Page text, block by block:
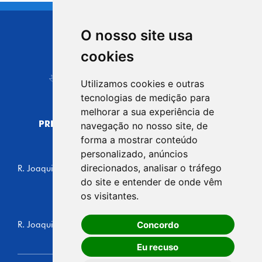
O nosso site usa
cookies
Utilizamos cookies e outras
tecnologias de medição para
melhorar a sua experiência de
navegação no nosso site, de
forma a mostrar conteúdo
personalizado, anúncios
direcionados, analisar o tráfego
do site e entender de onde vêm
os visitantes.
Concordo
Eu recuso
CIDADE DE
Carapicuíba
PREFEITURA MUNICIPAL DE CARAPICUÍBA
CNPJ: 44.892.693/0001-40
CENTRO ADMINISTRATIVO
R. Joaquim das Neves, 211 - Vila Caldas, Carapicuíba/SP
CEP: 06310-030, Brasil
Telefone: 4164-5500
GABINETE DO PREFEITO
R. Joaquim das Neves, 205 - Vila Caldas, Carapicuíba/SP
CEP: 06310-030, Brasil